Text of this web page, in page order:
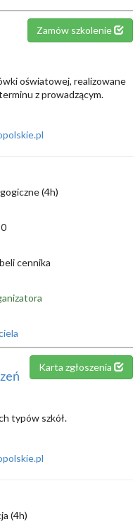
Zamów szkolenie
oświatowej, realizowane
z prowadzącym.
(4h)
cennika
Karta zgłoszenia
typów szkół.
(4h)